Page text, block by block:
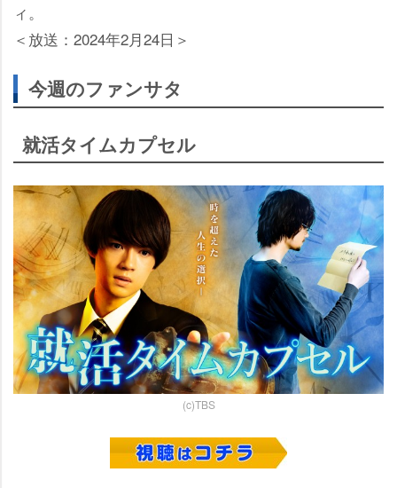
ィ。
＜放送：2024年2月24日＞
今週のファンサタ
就活タイムカプセル
(c)TBS